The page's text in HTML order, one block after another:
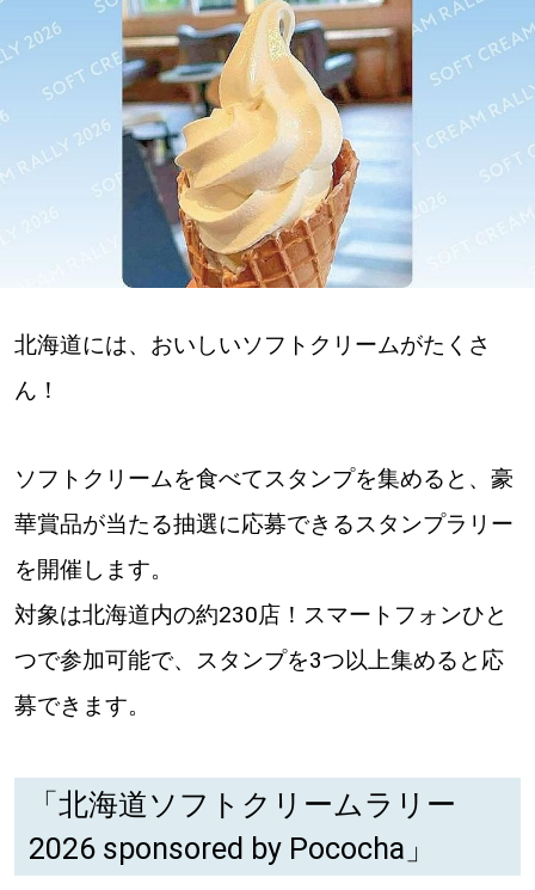
育む
深める
ゆるむ
all
道北
道東
道央
Sitakke編集部あい
【いろんな価値観や生き方に触れたい】
北海道には、おいしいソフトクリームがたくさ
ん！
ソフトクリームを食べてスタンプを集めると、豪
華賞品が当たる抽選に応募できるスタンプラリー
を開催します。
対象は北海道内の約230店！スマートフォンひと
つで参加可能で、スタンプを3つ以上集めると応
募できます。
「北海道ソフトクリームラリー
2026 sponsored by Pococha」